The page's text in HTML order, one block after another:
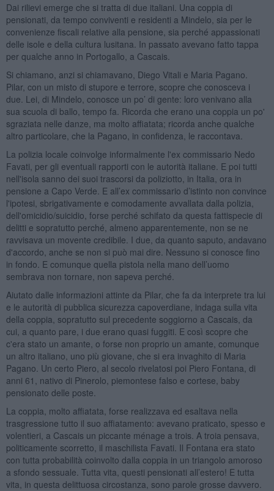
Dai rilievi emerge che si tratta di due italiani. Una coppia di
pensionati, da tempo conviventi e residenti a Mindelo, sia per le
convenienze fiscali relative alla pensione, sia perché appassionati
delle isole e della cultura lusitana. In passato avevano fatto tappa
per qualche anno in Portogallo, a Cascais.
Si chiamano, anzi si chiamavano, Diego Vitali e Maria Pagano.
Pilar, con un misto di stupore e terrore, scopre che conosceva i
due. Lei, di Mindelo, conosce un po’ di gente: loro venivano alla
sua scuola di ballo, tempo fa. Ricorda che erano una coppia un po'
sgraziata nelle danze, ma molto affiatata; ricorda anche qualche
altro particolare, che la Pagano, in confidenza, le raccontava.
La polizia locale coinvolge informalmente l'ex commissario Nedo
Favati, per gli eventuali rapporti con le autorità italiane. E poi tutti
nell'isola sanno dei suoi trascorsi da poliziotto, in Italia, ora in
pensione a Capo Verde. E all’ex commissario d’istinto non convince
l'ipotesi, sbrigativamente e comodamente avvallata dalla polizia,
dell'omicidio/suicidio, forse perché schifato da questa fattispecie di
delitti e sopratutto perché, almeno apparentemente, non se ne
ravvisava un movente credibile. I due, da quanto saputo, andavano
d'accordo, anche se non si può mai dire. Nessuno si conosce fino
in fondo. E comunque quella pistola nella mano dell’uomo
sembrava non tornare, non sapeva perché.
Aiutato dalle informazioni attinte da Pilar, che fa da interprete tra lui
e le autorità di pubblica sicurezza capoverdiane, indaga sulla vita
della coppia, sopratutto sul precedente soggiorno a Cascais, da
cui, a quanto pare, i due erano quasi fuggiti. E così scopre che
c'era stato un amante, o forse non proprio un amante, comunque
un altro italiano, uno più giovane, che si era invaghito di Maria
Pagano. Un certo Piero, al secolo rivelatosi poi Piero Fontana, di
anni 61, nativo di Pinerolo, piemontese falso e cortese, baby
pensionato delle poste.
La coppia, molto affiatata, forse realizzava ed esaltava nella
trasgressione tutto il suo affiatamento: avevano praticato, spesso e
volentieri, a Cascais un piccante ménage a trois. A troia pensava,
politicamente scorretto, il maschilista Favati. Il Fontana era stato
con tutta probabilità coinvolto dalla coppia in un triangolo amoroso
a sfondo sessuale. Tutta vita, questi pensionati all’estero! E tutta
vita, in questa delittuosa circostanza, sono parole grosse davvero.